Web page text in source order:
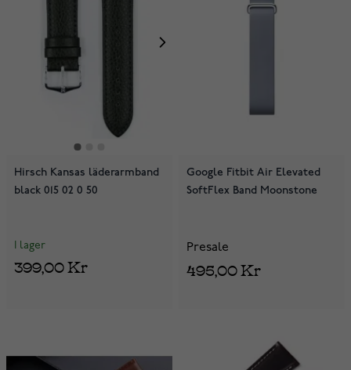
Hirsch Kansas läderarmband
black 015 02 0 50
I lager
399,00 Kr
Google Fitbit Air Elevated
SoftFlex Band Moonstone
Presale
495,00 Kr